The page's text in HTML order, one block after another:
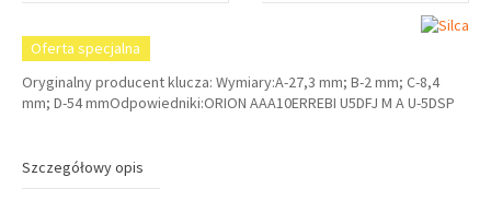
Oferta specjalna
Oryginalny producent klucza: Wymiary:A-27,3 mm; B-2 mm; C-8,4
mm; D-54 mmOdpowiedniki:ORION AAA10ERREBI U5DFJ M A U-5DSP
Szczegółowy opis